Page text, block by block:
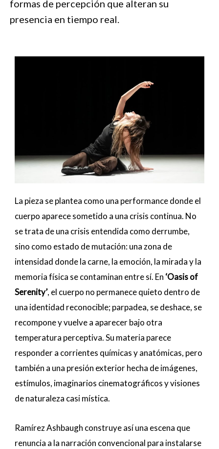
formas de percepción que alteran su
presencia en tiempo real.
La pieza se plantea como una performance donde el
cuerpo aparece sometido a una crisis continua. No
se trata de una crisis entendida como derrumbe,
sino como estado de mutación: una zona de
intensidad donde la carne, la emoción, la mirada y la
memoria física se contaminan entre sí. En ‘Oasis of
Serenity’, el cuerpo no permanece quieto dentro de
una identidad reconocible; parpadea, se deshace, se
recompone y vuelve a aparecer bajo otra
temperatura perceptiva. Su materia parece
responder a corrientes químicas y anatómicas, pero
también a una presión exterior hecha de imágenes,
estímulos, imaginarios cinematográficos y visiones
de naturaleza casi mística.
Ramírez Ashbaugh construye así una escena que
renuncia a la narración convencional para instalarse